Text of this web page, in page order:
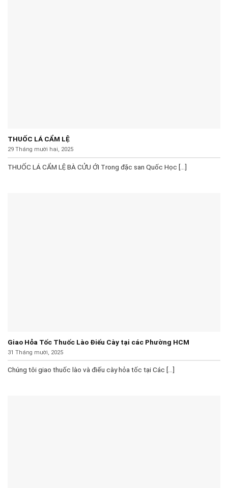
THUỐC LÁ CẨM LỆ
29 Tháng mười hai, 2025
THUỐC LÁ CẨM LỆ BÀ CỬU ỚI Trong đặc san Quốc Học [...]
Giao Hỏa Tốc Thuốc Lào Điếu Cày tại các Phường HCM
31 Tháng mười, 2025
Chúng tôi giao thuốc lào và điếu cày hỏa tốc tại Các [...]